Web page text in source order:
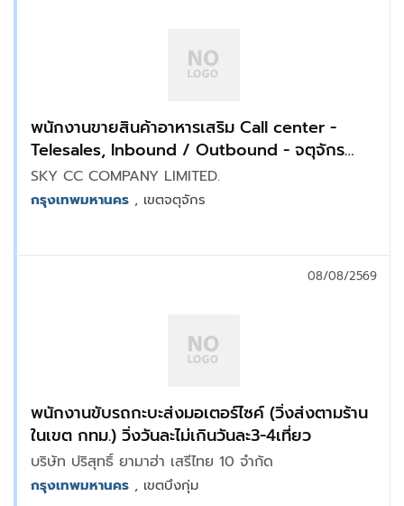
พนักงานขายสินค้าอาหารเสริม Call center -
Telesales, Inbound / Outbound - จตุจักร
BTS.ห้าแยกลาดพร้าว
SKY CC COMPANY LIMITED.
กรุงเทพมหานคร , เขตจตุจักร
พนักงานขับรถกะบะส่งมอเตอร์ไซค์ (วิ่งส่งตามร้าน
ในเขต กทม.) วิ่งวันละไม่เกินวันละ3-4เที่ยว
บริษัท ปริสุทธิ์ ยามาฮ่า เสรีไทย 10 จำกัด
08/08/2569
กรุงเทพมหานคร , เขตบึงกุ่ม